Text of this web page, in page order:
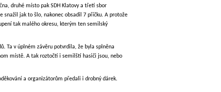
druhé místo pak SDH Klatovy a třetí sbor
jak to šlo, nakonec obsadil 7 příčku. A protože
tak malého okresu, kterým ten semilský
Ta v úplném závěru potvrdila, že byla splněna
místě. A tak roztočtí i semilští hasiči jsou, nebo
a organizátorům předali i drobný dárek.